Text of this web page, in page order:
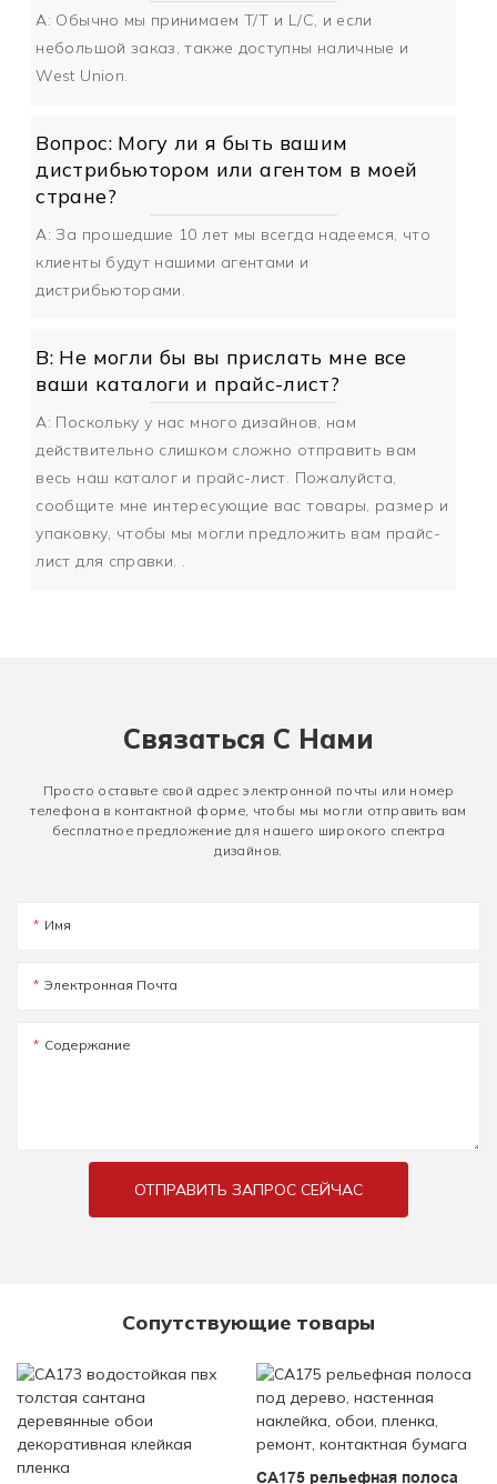
A: Обычно мы принимаем T/T и L/C, и если
небольшой заказ, также доступны наличные и
West Union.
Вопрос: Могу ли я быть вашим
дистрибьютором или агентом в моей
стране?
A: За прошедшие 10 лет мы всегда надеемся, что
клиенты будут нашими агентами и
дистрибьюторами.
В: Не могли бы вы прислать мне все
ваши каталоги и прайс-лист?
A: Поскольку у нас много дизайнов, нам
действительно слишком сложно отправить вам
весь наш каталог и прайс-лист. Пожалуйста,
сообщите мне интересующие вас товары, размер и
упаковку, чтобы мы могли предложить вам прайс-
лист для справки. .
Связаться С Нами
Просто оставьте свой адрес электронной почты или номер
телефона в контактной форме, чтобы мы могли отправить вам
бесплатное предложение для нашего широкого спектра
дизайнов.
Имя
Электронная Почта
Содержание
ОТПРАВИТЬ ЗАПРОС СЕЙЧАС
Сопутствующие товары
CA175 рельефная полоса